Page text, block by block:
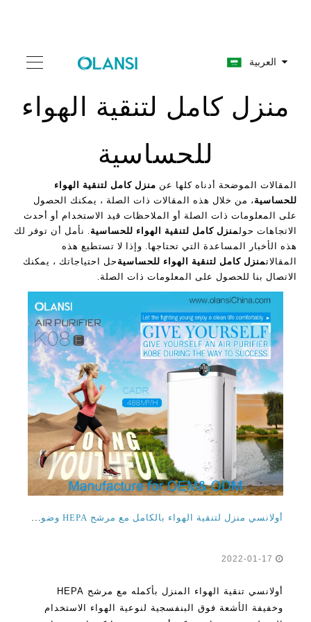
العربية
منزل كامل لتنقية الهواء
للحساسية
المقالات الموضحة أدناه كلها عن منزل كامل لتنقية الهواء
للحساسية ، من خلال هذه المقالات ذات الصلة ، يمكنك الحصول
على المعلومات ذات الصلة أو الملاحظات قيد الاستخدام أو أحدث
الاتجاهات حولمنزل كامل لتنقية الهواء للحساسية. نأمل أن توفر لك
هذه الأخبار المساعدة التي تحتاجها. وإذا لا تستطيع هذه
المقالاتمنزل كامل لتنقية الهواء للحساسية حل احتياجاتك ، يمكنك
الاتصال بنا للحصول على المعلومات ذات الصلة.
أولانسي منزل لتنقية الهواء بالكامل مع مرشح HEPA وضوء الأشعة فوق البنفسجية للاستخدام المنزلي
أولانسي تنقية الهواء المنزل بأكمله مع مرشح HEPA
وخفيفة الأشعة فوق البنفسجية لنوعية الهواء الاستخدام